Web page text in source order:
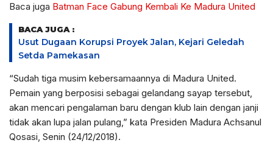
Baca juga Batman Face Gabung Kembali Ke Madura United
BACA JUGA :
Usut Dugaan Korupsi Proyek Jalan, Kejari Geledah
Setda Pamekasan
“Sudah tiga musim kebersamaannya di Madura United.
Pemain yang berposisi sebagai gelandang sayap tersebut,
akan mencari pengalaman baru dengan klub lain dengan janji
tidak akan lupa jalan pulang,” kata Presiden Madura Achsanul
Qosasi, Senin (24/12/2018).